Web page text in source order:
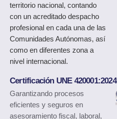
territorio nacional, contando
con un acreditado despacho
profesional en cada una de las
Comunidades Autónomas, así
como en diferentes zona a
nivel internacional.
Certificación UNE 420001:2024
Garantizando procesos
eficientes y seguros en
asesoramiento fiscal, laboral,